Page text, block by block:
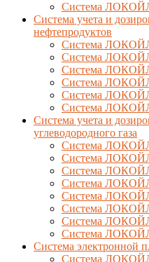
Система
Система учета и
нефтепродуктов
Система
Система
Система
Система
Система
Система
Система учета и
углеводородного газа
Система
Система
Система
Система
Система
Система
Система
Система
Система электронной
Система